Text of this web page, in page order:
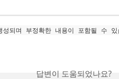
되며 부정확한 내용이 포함될 수 있
답변이 도움되었나요?